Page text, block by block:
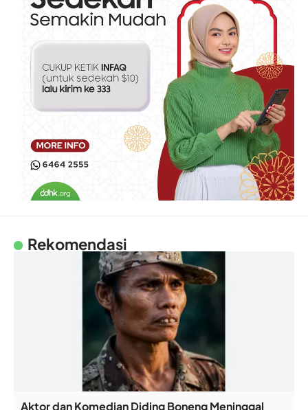
Rekomendasi
Aktor dan Komedian Diding Boneng Meninggal